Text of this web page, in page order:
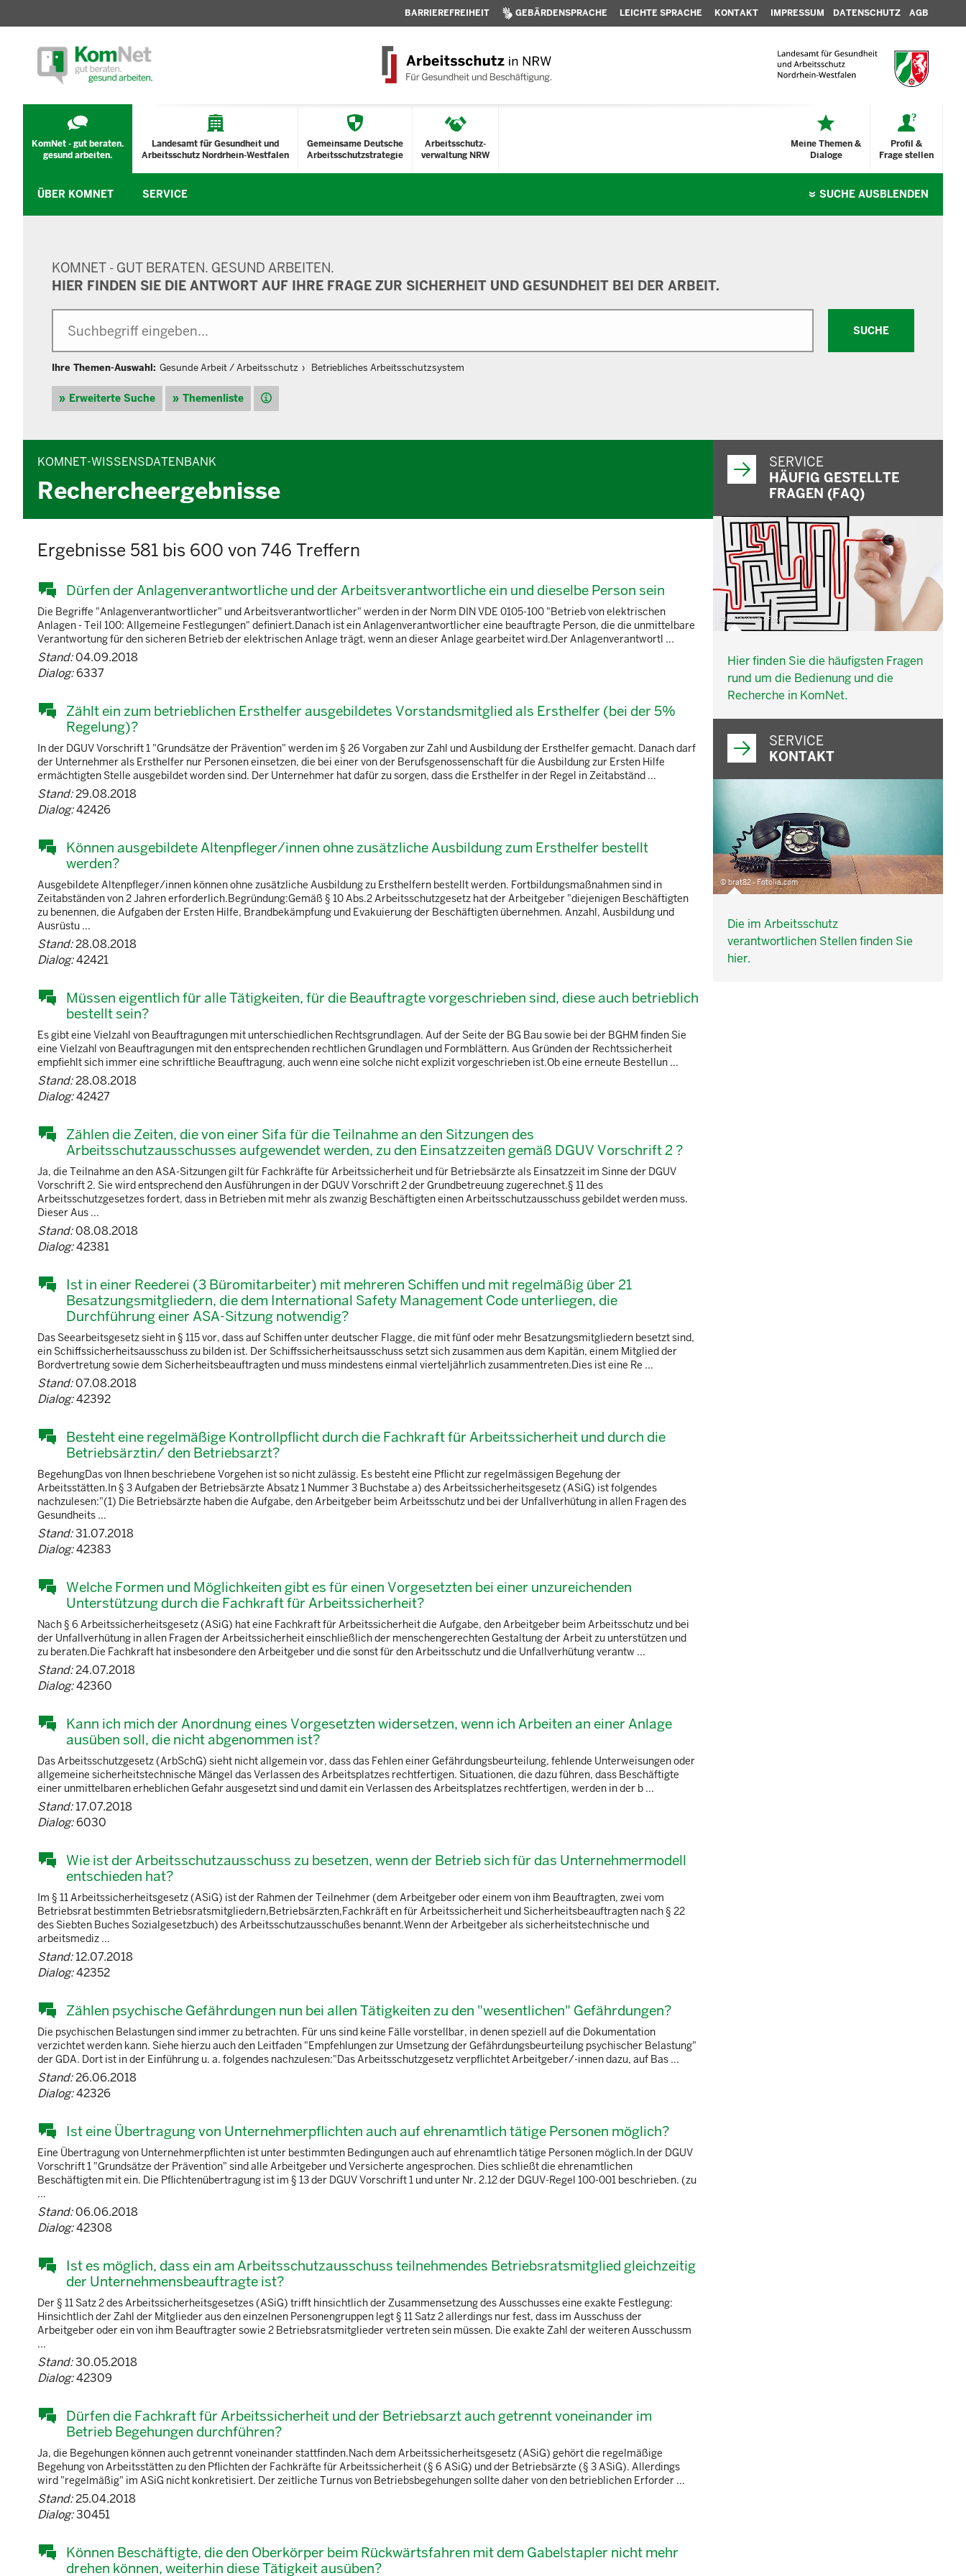
BARRIEREFREIHEIT GEBÄRDENSPRACHE LEICHTE SPRACHE KONTAKT IMPRESSUM DATENSCHUTZ AGB
KomNet - gut beraten.
gesund arbeiten.
Landesamt für Gesundheit und
Arbeitsschutz Nordrhein-Westfalen
Gemeinsame Deutsche
Arbeitsschutzstrategie
Arbeitsschutz-
verwaltung NRW
Profil &
Frage stellen
Meine Themen &
Dialoge
ÜBER KOMNET SERVICE SUCHE AUSBLENDEN
KOMNET - GUT BERATEN. GESUND ARBEITEN.
HIER FINDEN SIE DIE ANTWORT AUF IHRE FRAGE ZUR SICHERHEIT UND GESUNDHEIT BEI DER ARBEIT.
SUCHE
Ihre Themen-Auswahl: Gesunde Arbeit / Arbeitsschutz Betriebliches Arbeitsschutzsystem
Erweiterte Suche Themenliste Hilfe
KOMNET-WISSENSDATENBANK
Rechercheergebnisse
Ergebnisse 581 bis 600 von 746 Treffern
Dürfen der Anlagenverantwortliche und der Arbeitsverantwortliche ein und dieselbe Person sein
Die Begriffe "Anlagenverantwortlicher" und Arbeitsverantwortlicher" werden in der Norm DIN VDE 0105-100 "Betrieb von elektrischen
Anlagen - Teil 100: Allgemeine Festlegungen" definiert.Danach ist ein Anlagenverantwortlicher eine beauftragte Person, die die unmittelbare
Verantwortung für den sicheren Betrieb der elektrischen Anlage trägt, wenn an dieser Anlage gearbeitet wird.Der Anlagenverantwortl ...
Stand:04.09.2018
Dialog:6337
Zählt ein zum betrieblichen Ersthelfer ausgebildetes Vorstandsmitglied als Ersthelfer (bei der 5%
Regelung)?
In der DGUV Vorschrift 1 "Grundsätze der Prävention" werden im § 26 Vorgaben zur Zahl und Ausbildung der Ersthelfer gemacht. Danach darf
der Unternehmer als Ersthelfer nur Personen einsetzen, die bei einer von der Berufsgenossenschaft für die Ausbildung zur Ersten Hilfe
ermächtigten Stelle ausgebildet worden sind. Der Unternehmer hat dafür zu sorgen, dass die Ersthelfer in der Regel in Zeitabständ ...
Stand:29.08.2018
Dialog:42426
Können ausgebildete Altenpfleger/innen ohne zusätzliche Ausbildung zum Ersthelfer bestellt
werden?
Ausgebildete Altenpfleger/innen können ohne zusätzliche Ausbildung zu Ersthelfern bestellt werden. Fortbildungsmaßnahmen sind in
Zeitabständen von 2 Jahren erforderlich.Begründung:Gemäß § 10 Abs.2 Arbeitsschutzgesetz hat der Arbeitgeber "diejenigen Beschäftigten
zu benennen, die Aufgaben der Ersten Hilfe, Brandbekämpfung und Evakuierung der Beschäftigten übernehmen. Anzahl, Ausbildung und
Ausrüstu ...
Stand:28.08.2018
Dialog:42421
Müssen eigentlich für alle Tätigkeiten, für die Beauftragte vorgeschrieben sind, diese auch betrieblich
bestellt sein?
Es gibt eine Vielzahl von Beauftragungen mit unterschiedlichen Rechtsgrundlagen. Auf der Seite der BG Bau sowie bei der BGHM finden Sie
eine Vielzahl von Beauftragungen mit den entsprechenden rechtlichen Grundlagen und Formblättern. Aus Gründen der Rechtssicherheit
empfiehlt sich immer eine schriftliche Beauftragung, auch wenn eine solche nicht explizit vorgeschrieben ist.Ob eine erneute Bestellun ...
Stand:28.08.2018
Dialog:42427
Zählen die Zeiten, die von einer Sifa für die Teilnahme an den Sitzungen des
Arbeitsschutzausschusses aufgewendet werden, zu den Einsatzzeiten gemäß DGUV Vorschrift 2 ?
Ja, die Teilnahme an den ASA-Sitzungen gilt für Fachkräfte für Arbeitssicherheit und für Betriebsärzte als Einsatzzeit im Sinne der DGUV
Vorschrift 2. Sie wird entsprechend den Ausführungen in der DGUV Vorschrift 2 der Grundbetreuung zugerechnet.§ 11 des
Arbeitsschutzgesetzes fordert, dass in Betrieben mit mehr als zwanzig Beschäftigten einen Arbeitsschutzausschuss gebildet werden muss.
Dieser Aus ...
Stand:08.08.2018
Dialog:42381
Ist in einer Reederei (3 Büromitarbeiter) mit mehreren Schiffen und mit regelmäßig über 21
Besatzungsmitgliedern, die dem International Safety Management Code unterliegen, die
Durchführung einer ASA-Sitzung notwendig?
Das Seearbeitsgesetz sieht in § 115 vor, dass auf Schiffen unter deutscher Flagge, die mit fünf oder mehr Besatzungsmitgliedern besetzt sind,
ein Schiffssicherheitsausschuss zu bilden ist. Der Schiffssicherheitsausschuss setzt sich zusammen aus dem Kapitän, einem Mitglied der
Bordvertretung sowie dem Sicherheitsbeauftragten und muss mindestens einmal vierteljährlich zusammentreten.Dies ist eine Re ...
Stand:07.08.2018
Dialog:42392
Besteht eine regelmäßige Kontrollpflicht durch die Fachkraft für Arbeitssicherheit und durch die
Betriebsärztin/ den Betriebsarzt?
BegehungDas von Ihnen beschriebene Vorgehen ist so nicht zulässig. Es besteht eine Pflicht zur regelmässigen Begehung der
Arbeitsstätten.In § 3 Aufgaben der Betriebsärzte Absatz 1 Nummer 3 Buchstabe a) des Arbeitssicherheitsgesetz (ASiG) ist folgendes
nachzulesen:"(1) Die Betriebsärzte haben die Aufgabe, den Arbeitgeber beim Arbeitsschutz und bei der Unfallverhütung in allen Fragen des
Gesundheits ...
Stand:31.07.2018
Dialog:42383
Welche Formen und Möglichkeiten gibt es für einen Vorgesetzten bei einer unzureichenden
Unterstützung durch die Fachkraft für Arbeitssicherheit?
Nach § 6 Arbeitssicherheitsgesetz (ASiG) hat eine Fachkraft für Arbeitssicherheit die Aufgabe, den Arbeitgeber beim Arbeitsschutz und bei
der Unfallverhütung in allen Fragen der Arbeitssicherheit einschließlich der menschengerechten Gestaltung der Arbeit zu unterstützen und
zu beraten.Die Fachkraft hat insbesondere den Arbeitgeber und die sonst für den Arbeitsschutz und die Unfallverhütung verantw ...
Stand:24.07.2018
Dialog:42360
Kann ich mich der Anordnung eines Vorgesetzten widersetzen, wenn ich Arbeiten an einer Anlage
ausüben soll, die nicht abgenommen ist?
Das Arbeitsschutzgesetz (ArbSchG) sieht nicht allgemein vor, dass das Fehlen einer Gefährdungsbeurteilung, fehlende Unterweisungen oder
allgemeine sicherheitstechnische Mängel das Verlassen des Arbeitsplatzes rechtfertigen. Situationen, die dazu führen, dass Beschäftigte
einer unmittelbaren erheblichen Gefahr ausgesetzt sind und damit ein Verlassen des Arbeitsplatzes rechtfertigen, werden in der b ...
Stand:17.07.2018
Dialog:6030
Wie ist der Arbeitsschutzausschuss zu besetzen, wenn der Betrieb sich für das Unternehmermodell
entschieden hat?
Im § 11 Arbeitssicherheitsgesetz (ASiG) ist der Rahmen der Teilnehmer (dem Arbeitgeber oder einem von ihm Beauftragten, zwei vom
Betriebsrat bestimmten Betriebsratsmitgliedern,Betriebsärzten,Fachkräft en für Arbeitssicherheit und Sicherheitsbeauftragten nach § 22
des Siebten Buches Sozialgesetzbuch) des Arbeitsschutzausschußes benannt.Wenn der Arbeitgeber als sicherheitstechnische und
arbeitsmediz ...
Stand:12.07.2018
Dialog:42352
Zählen psychische Gefährdungen nun bei allen Tätigkeiten zu den "wesentlichen" Gefährdungen?
Die psychischen Belastungen sind immer zu betrachten. Für uns sind keine Fälle vorstellbar, in denen speziell auf die Dokumentation
verzichtet werden kann. Siehe hierzu auch den Leitfaden "Empfehlungen zur Umsetzung der Gefährdungsbeurteilung psychischer Belastung"
der GDA. Dort ist in der Einführung u. a. folgendes nachzulesen:"Das Arbeitsschutzgesetz verpflichtet Arbeitgeber/-innen dazu, auf Bas ...
Stand:26.06.2018
Dialog:42326
Ist eine Übertragung von Unternehmerpflichten auch auf ehrenamtlich tätige Personen möglich?
Eine Übertragung von Unternehmerpflichten ist unter bestimmten Bedingungen auch auf ehrenamtlich tätige Personen möglich.In der DGUV
Vorschrift 1 "Grundsätze der Prävention" sind alle Arbeitgeber und Versicherte angesprochen. Dies schließt die ehrenamtlichen
Beschäftigten mit ein. Die Pflichtenübertragung ist im § 13 der DGUV Vorschrift 1 und unter Nr. 2.12 der DGUV-Regel 100-001 beschrieben. (zu
...
Stand:06.06.2018
Dialog:42308
Ist es möglich, dass ein am Arbeitsschutzausschuss teilnehmendes Betriebsratsmitglied gleichzeitig
der Unternehmensbeauftragte ist?
Der § 11 Satz 2 des Arbeitssicherheitsgesetzes (ASiG) trifft hinsichtlich der Zusammensetzung des Ausschusses eine exakte Festlegung:
Hinsichtlich der Zahl der Mitglieder aus den einzelnen Personengruppen legt § 11 Satz 2 allerdings nur fest, dass im Ausschuss der
Arbeitgeber oder ein von ihm Beauftragter sowie 2 Betriebsratsmitglieder vertreten sein müssen. Die exakte Zahl der weiteren Ausschussm
...
Stand:30.05.2018
Dialog:42309
Dürfen die Fachkraft für Arbeitssicherheit und der Betriebsarzt auch getrennt voneinander im
Betrieb Begehungen durchführen?
Ja, die Begehungen können auch getrennt voneinander stattfinden.Nach dem Arbeitssicherheitsgesetz (ASiG) gehört die regelmäßige
Begehung von Arbeitsstätten zu den Pflichten der Fachkräfte für Arbeitssicherheit (§ 6 ASiG) und der Betriebsärzte (§ 3 ASiG). Allerdings
wird "regelmäßig" im ASiG nicht konkretisiert. Der zeitliche Turnus von Betriebsbegehungen sollte daher von den betrieblichen Erforder ...
Stand:25.04.2018
Dialog:30451
Können Beschäftigte, die den Oberkörper beim Rückwärtsfahren mit dem Gabelstapler nicht mehr
drehen können, weiterhin diese Tätigkeit ausüben?
SERVICE
HÄUFIG GESTELLTE
FRAGEN (FAQ)
© belekekin - Fotolia.com
Hier finden Sie die häufigsten Fragen
rund um die Bedienung und die
Recherche in KomNet.
SERVICE
KONTAKT
© brat82 - Fotolia.com
Die im Arbeitsschutz
verantwortlichen Stellen finden Sie
hier.